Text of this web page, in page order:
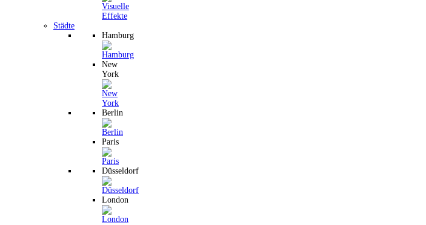
Städte
Hamburg
New
York
Berlin
Paris
Düsseldorf
London